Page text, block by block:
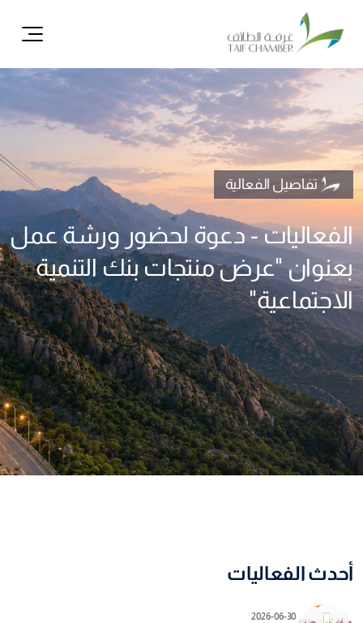
تفاصيل الفعالية
الفعاليات - دعوة لحضور ورشة عمل
بعنوان "عرض منتجات بنك التنمية
الاجتماعية"
أحدث الفعاليات
2026-06-30